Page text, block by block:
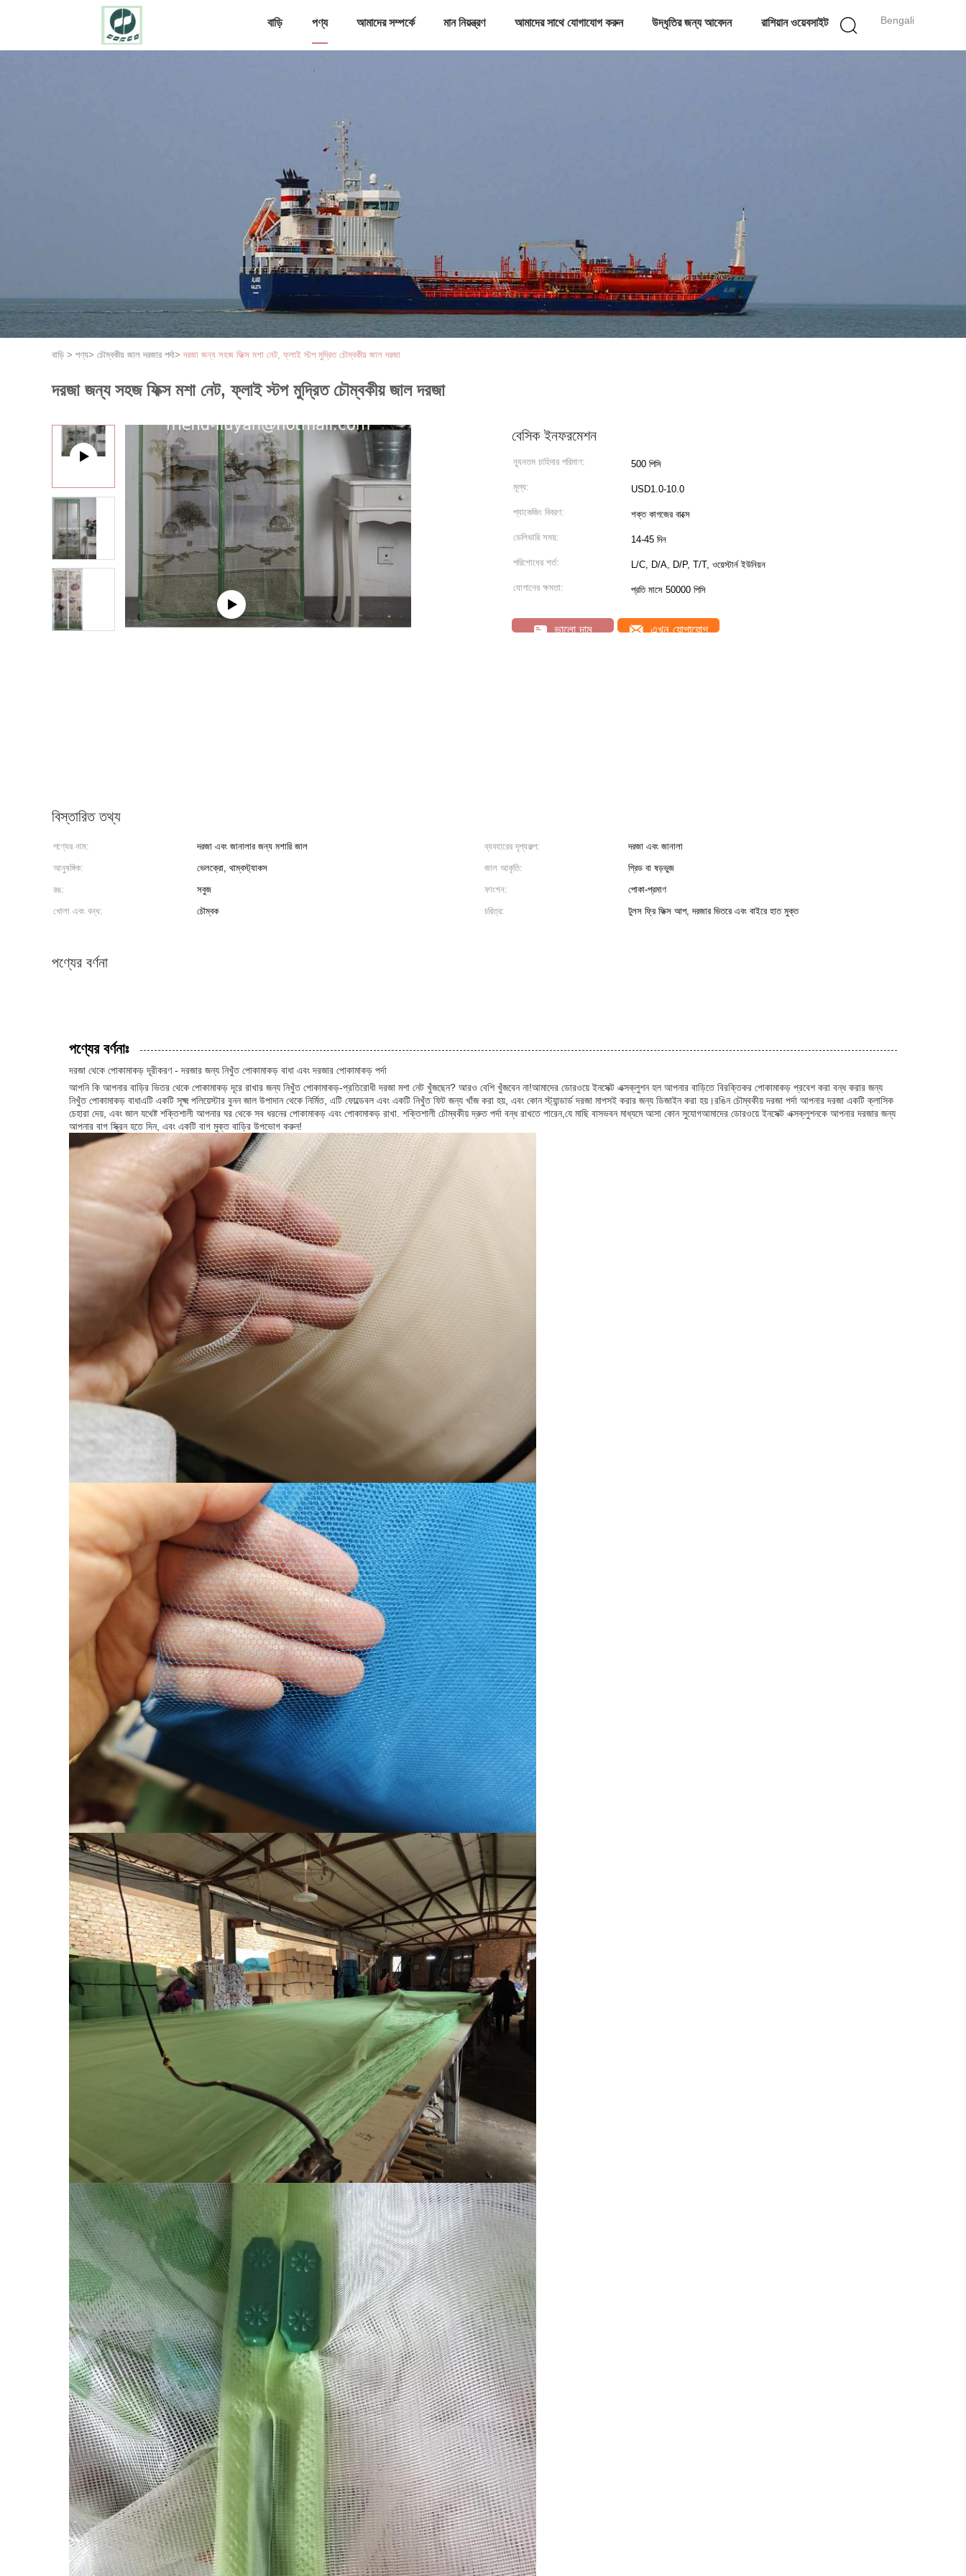
Bengali
বাড়ি পণ্য আমাদের সম্পর্কে মান নিয়ন্ত্রণ আমাদের সাথে যোগাযোগ করুন উদ্ধৃতির জন্য আবেদন রাশিয়ান ওয়েবসাইট
বাড়ি > পণ্য> চৌম্বকীয় জাল দরজার পর্দা> দরজা জন্য সহজ ফিক্স মশা নেট, ফ্লাই স্টপ মুদ্রিত চৌম্বকীয় জাল দরজা
দরজা জন্য সহজ ফিক্স মশা নেট, ফ্লাই স্টপ মুদ্রিত চৌম্বকীয় জাল দরজা
বেসিক ইনফরমেশন
ন্যূনতম চাহিদার পরিমাণ: 500 পিসি
মূল্য: USD1.0-10.0
প্যাকেজিং বিবরণ: শক্ত কাগজের বাক্সে
ডেলিভারি সময়: 14-45 দিন
পরিশোধের শর্ত: L/C, D/A, D/P, T/T, ওয়েস্টার্ন ইউনিয়ন
যোগানের ক্ষমতা: প্রতি মাসে 50000 পিসি
ভালো দাম এখন যোগাযোগ
বিস্তারিত তথ্য
পণ্যের নাম: দরজা এবং জানালার জন্য মশারি জাল ব্যবহারের দৃশ্যকল্প:
দরজা এবং জানালা
আনুষঙ্গিক:
ভেলক্রো, থাম্বস্ট্যাকস জাল আকৃতি:
গ্রিড বা ষড়ভুজ
রঙ:
সবুজ ফাংশন:
পোকা-প্রমাণ
খোলা এবং বন্ধ:
চৌম্বক চরিত্র: টুলস ফ্রি ফিক্স আপ, দরজার ভিতরে এবং বাইরে হাত মুক্ত
পণ্যের বর্ণনা
পণ্যের বর্ণনাঃ
দরজা থেকে পোকামাকড় দূরীকরণ - দরজার জন্য নিখুঁত পোকামাকড় বাধা এবং দরজার পোকামাকড় পর্দা
আপনি কি আপনার বাড়ির ভিতর থেকে পোকামাকড় দূরে রাখার জন্য নিখুঁত পোকামাকড়-প্রতিরোধী দরজা মশা নেট খুঁজছেন? আরও বেশি খুঁজবেন না!আমাদের ডোরওয়ে ইনসেক্ট এক্সক্লুশন হল আপনার বাড়িতে বিরক্তিকর পোকামাকড় প্রবেশ করা বন্ধ করার জন্য
নিখুঁত পোকামাকড় বাধাএটি একটি সূক্ষ্ম পলিয়েস্টার বুনন জাল উপাদান থেকে নির্মিত, এটি ফোল্ডেবল এবং একটি নিখুঁত ফিট জন্য খাঁজ করা হয়, এবং কোন স্ট্যান্ডার্ড দরজা মাপসই করার জন্য ডিজাইন করা হয়।রঙিন চৌম্বকীয় দরজা পর্দা আপনার দরজা একটি ক্লাসিক
চেহারা দেয়, এবং জাল যথেষ্ট শক্তিশালী আপনার ঘর থেকে সব ধরনের পোকামাকড় এবং পোকামাকড় রাখা. শক্তিশালী চৌম্বকীয় দ্রুত পর্দা বন্ধ রাখতে পারেন,যে মাছি বাসভবন মাধ্যমে আসা কোন সুযোগআমাদের ডোরওয়ে ইনসেক্ট এক্সক্লুশনকে আপনার দরজার জন্য
আপনার বাগ স্ক্রিন হতে দিন, এবং একটি বাগ মুক্ত বাড়ির উপভোগ করুন!